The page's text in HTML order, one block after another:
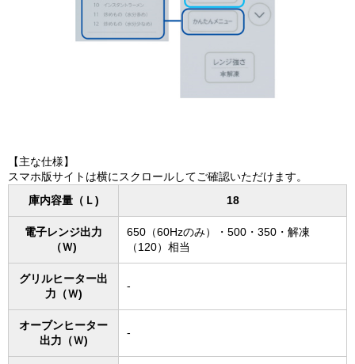
【主な仕様】
スマホ版サイトは横にスクロールしてご確認いただけます。
庫内容量（Ｌ)
18
電子レンジ出力
（Ｗ)
650（60Hzのみ）・500・350・解凍
（120）相当
グリルヒーター出
力（Ｗ)
-
オーブンヒーター
出力（Ｗ)
-